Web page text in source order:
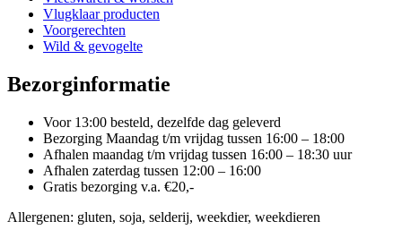
Vlugklaar producten
Voorgerechten
Wild & gevogelte
Bezorginformatie
Voor 13:00 besteld, dezelfde dag geleverd
Bezorging Maandag t/m vrijdag tussen 16:00 – 18:00
Afhalen maandag t/m vrijdag tussen 16:00 – 18:30 uur
Afhalen zaterdag tussen 12:00 – 16:00
Gratis bezorging v.a. €20,-
Allergenen: gluten, soja, selderij, weekdier, weekdieren